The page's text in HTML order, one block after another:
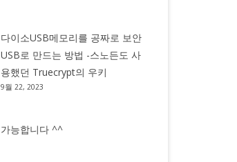
다이소USB메모리를 공짜로 보안
USB로 만드는 방법 -스노든도 사
용했던 Truecrypt의 우키
9월 22, 2023
가능합니다 ^^